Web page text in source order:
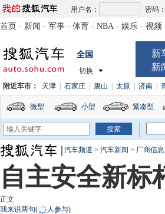
用户名： 密码：
首页 - 新闻 - 军事 - 体育 - NBA - 娱乐 - 视频
全国
切换
新
新
附近车市： 天津 石家庄 唐山 太原 济南
微型 小型 紧凑型
汽车频道 > 汽车新闻 > 厂商信息
自主安全新标
正文
我来说两句( 人参与)